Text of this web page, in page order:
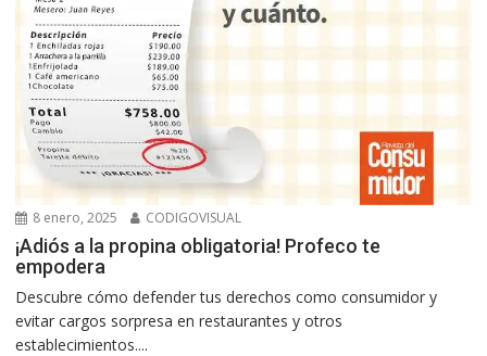
8 enero, 2025 CODIGOVISUAL
¡Adiós a la propina obligatoria! Profeco te
empodera
Descubre cómo defender tus derechos como consumidor y
evitar cargos sorpresa en restaurantes y otros
establecimientos....